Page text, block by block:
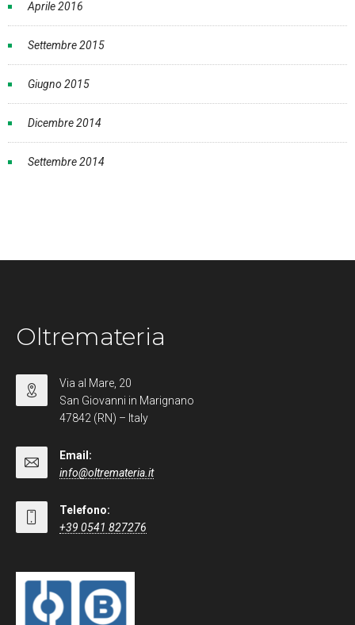
Aprile 2016
Settembre 2015
Giugno 2015
Dicembre 2014
Settembre 2014
Oltremateria
Via al Mare, 20
San Giovanni in Marignano
47842 (RN) – Italy
Email:
info@oltremateria.it
Telefono:
+39 0541 827276